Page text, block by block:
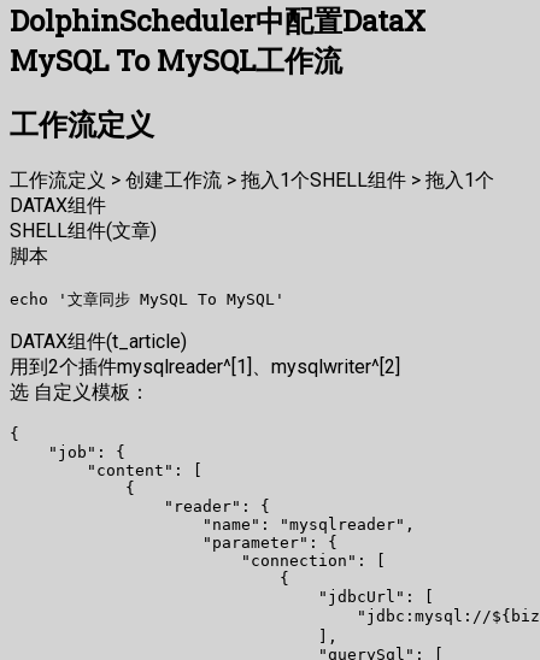
DolphinScheduler中配置DataX
MySQL To MySQL工作流
工作流定义
工作流定义 > 创建工作流 > 拖入1个SHELL组件 > 拖入1个
DATAX组件
SHELL组件(文章)
脚本
DATAX组件(t_article)
用到2个插件mysqlreader^[1]、mysqlwriter^[2]
选 自定义模板：
{
    "job": {
        "content": [
            {
                "reader": {
                    "name": "mysqlreader",
                    "parameter": {
                        "connection": [
                            {
                                "jdbcUrl": [
"jdbc:mysql://
                                ],
                                "querySql": [